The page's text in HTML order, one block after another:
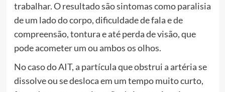
trabalhar. O resultado são sintomas como paralisia
de um lado do corpo, dificuldade de fala e de
compreensão, tontura e até perda de visão, que
pode acometer um ou ambos os olhos.
No caso do AIT, a partícula que obstrui a artéria se
dissolve ou se desloca em um tempo muito curto,